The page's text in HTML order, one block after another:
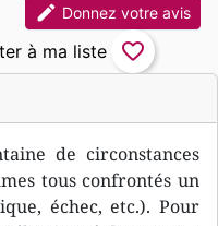
de circonstances
tous confrontés un
échec, etc.). Pour
edit Donnez votre avis
favorite_border